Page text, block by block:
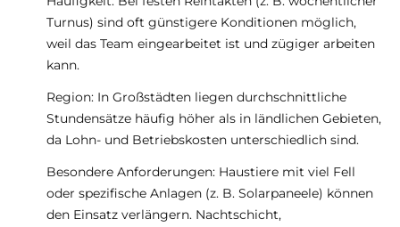
Turnus) sind oft günstigere Konditionen möglich,
weil das Team eingearbeitet ist und zügiger arbeiten
kann.
Region: In Großstädten liegen durchschnittliche
Stundensätze häufig höher als in ländlichen Gebieten,
da Lohn- und Betriebskosten unterschiedlich sind.
Besondere Anforderungen: Haustiere mit viel Fell
oder spezifische Anlagen (z. B. Solarpaneele) können
den Einsatz verlängern. Nachtschicht,